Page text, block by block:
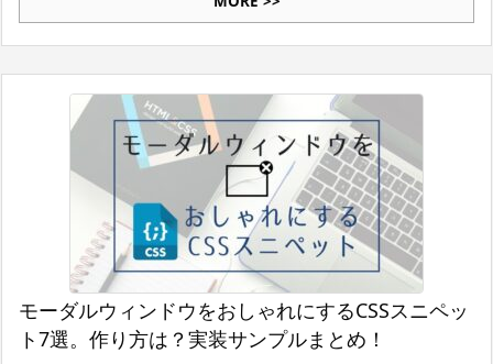
モーダルウィンドウをおしゃれにするCSSスニペッ
ト7選。作り方は？実装サンプルまとめ！